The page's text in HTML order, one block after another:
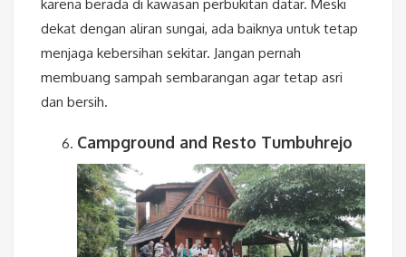
karena berada di kawasan perbukitan datar. Meski
dekat dengan aliran sungai, ada baiknya untuk tetap
menjaga kebersihan sekitar. Jangan pernah
membuang sampah sembarangan agar tetap asri
dan bersih.
Campground and Resto Tumbuhrejo